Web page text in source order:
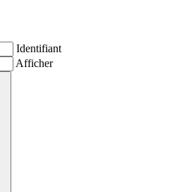
Identifiant
Afficher